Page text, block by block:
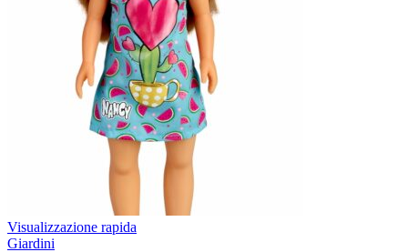
opzioni
possono
essere
scelte
nella
pagina
prodotto
Visualizzazione rapida
Giardini